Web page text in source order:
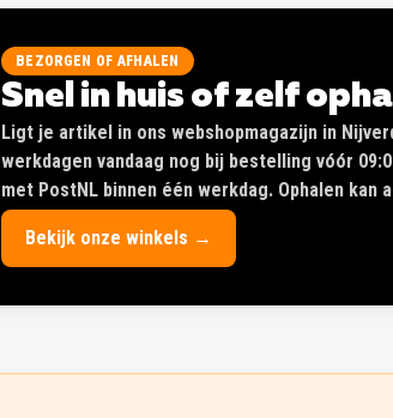
BEZORGEN OF AFHALEN
Snel in huis of zelf
Ligt je artikel in ons webshopmagazijn in
werkdagen vandaag nog bij bestelling vóór
met PostNL binnen één werkdag. Ophalen kan
Bekijk onze winkels →